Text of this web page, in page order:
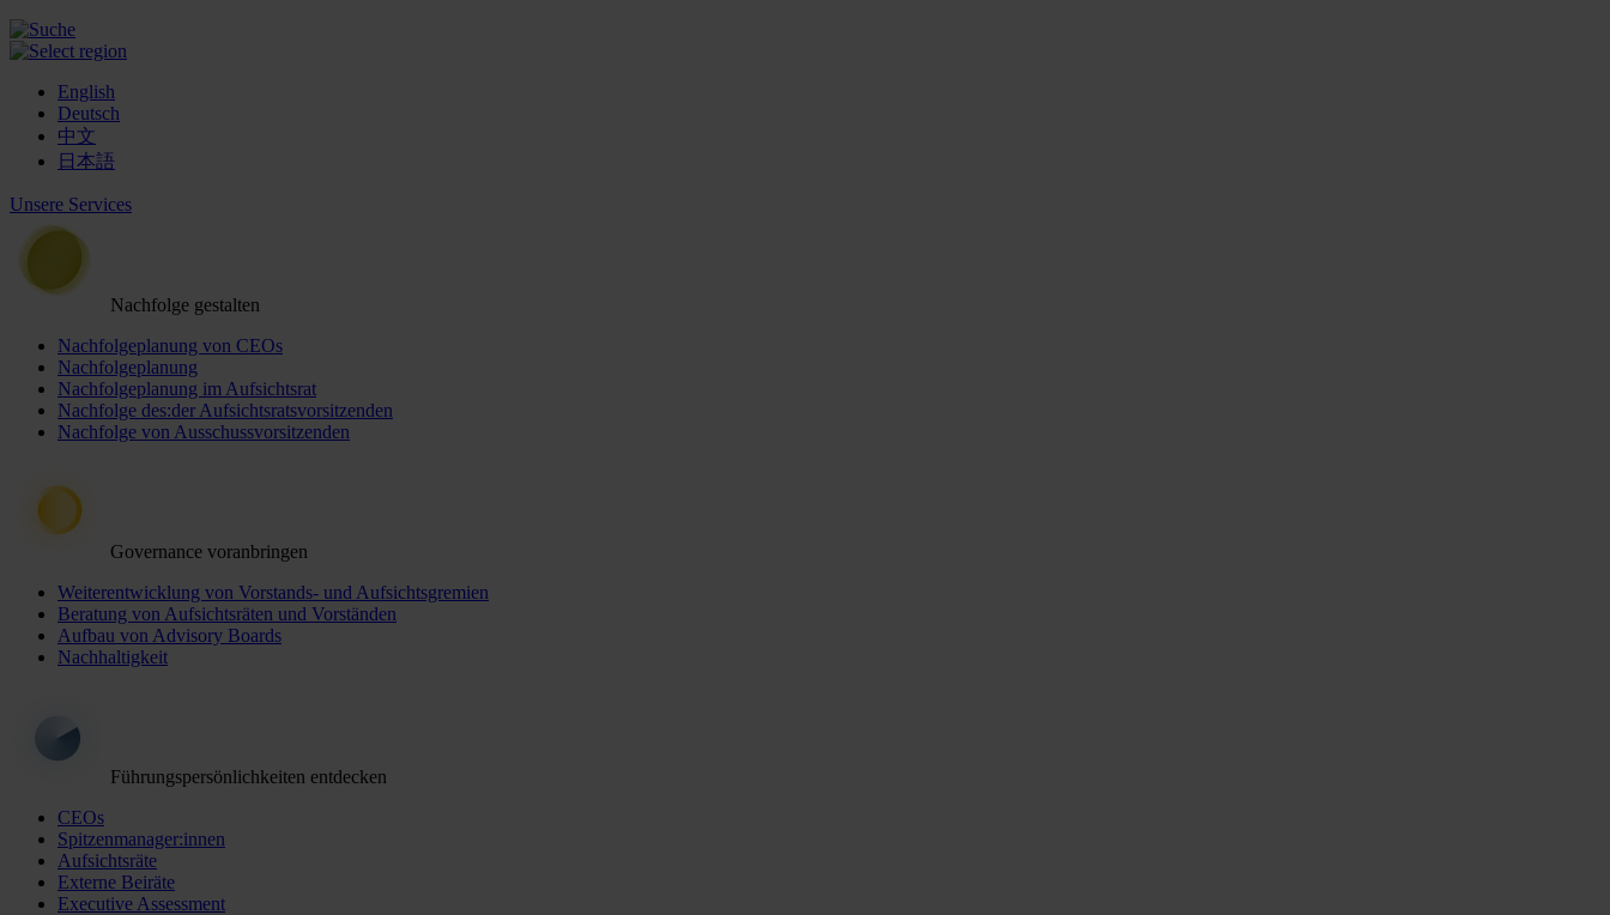
English
Deutsch
中文
日本語
Unsere Services
Nachfolge gestalten
Nachfolgeplanung von CEOs
Nachfolgeplanung
Nachfolgeplanung im Aufsichtsrat
Nachfolge des:der Aufsichtsratsvorsitzenden
Nachfolge von Ausschussvorsitzenden
Governance voranbringen
Weiterentwicklung von Vorstands- und Aufsichtsgremien
Beratung von Aufsichtsräten und Vorständen
Aufbau von Advisory Boards
Nachhaltigkeit
Führungspersönlichkeiten entdecken
CEOs
Spitzenmanager:innen
Aufsichtsräte
Externe Beiräte
Executive Assessment